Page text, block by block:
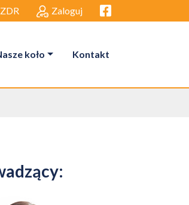
Zaloguj Facebook link
koło Kontakt